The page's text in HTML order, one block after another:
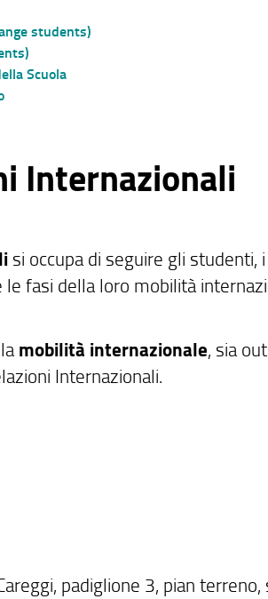
students)
Scuola
Internazionali
si occupa di seguire gli studenti,
fasi della loro mobilità
mobilità internazionale, sia
Internazionali.
padiglione 3, pian